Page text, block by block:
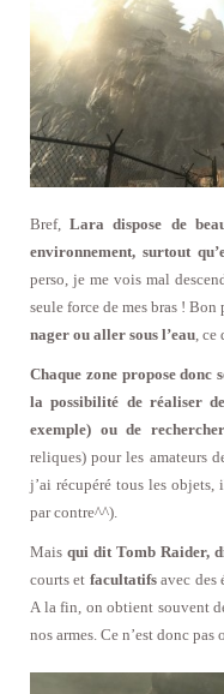
Bref,Lara dispose de
environnement, surtout
perso, je me vois mal
seule force de mes bras ! Bon
nager ou aller sous l’eau, ce
Chaque zone propose donc
la possibilité de réaliser
exemple) ou de
reliques) pour les amateurs
j’ai récupéré tous les
par contre^^).
Mais qui dit Tomb Raider,
courts et facultatifsavec des
A la fin, on obtient souvent
nos armes. Ce n’est donc